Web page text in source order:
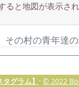
ると地図が表示さ
その村の青年達
タグラム】 · © 2022